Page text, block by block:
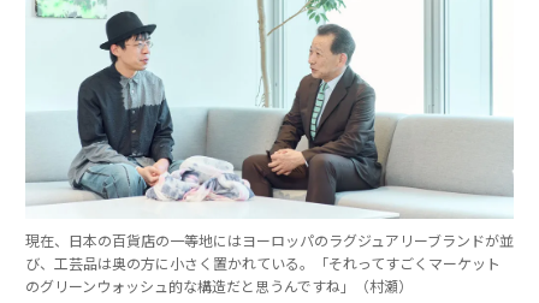
現在、日本の百貨店の一等地にはヨーロッパのラグジュアリーブランドが並
び、工芸品は奥の方に小さく置かれている。「それってすごくマーケット
のグリーンウォッシュ的な構造だと思うんですね」（村瀬）